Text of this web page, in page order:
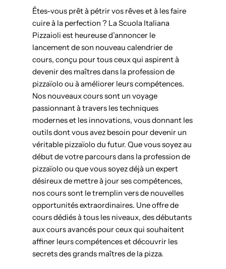
Êtes-vous prêt à pétrir vos rêves et à les faire
cuire à la perfection ? La Scuola Italiana
Pizzaioli est heureuse d’annoncer le
lancement de son nouveau calendrier de
cours, conçu pour tous ceux qui aspirent à
devenir des maîtres dans la profession de
pizzaïolo ou à améliorer leurs compétences.
Nos nouveaux cours sont un voyage
passionnant à travers les techniques
modernes et les innovations, vous donnant les
outils dont vous avez besoin pour devenir un
véritable pizzaïolo du futur. Que vous soyez au
début de votre parcours dans la profession de
pizzaïolo ou que vous soyez déjà un expert
désireux de mettre à jour ses compétences,
nos cours sont le tremplin vers de nouvelles
opportunités extraordinaires. Une offre de
cours dédiés à tous les niveaux, des débutants
aux cours avancés pour ceux qui souhaitent
affiner leurs compétences et découvrir les
secrets des grands maîtres de la pizza.